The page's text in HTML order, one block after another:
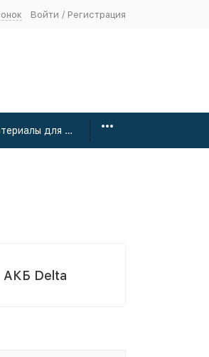
Войти / Регистрация
Материалы для монтажа
АКБ Delta